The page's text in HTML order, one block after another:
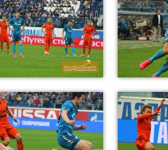
подробнее